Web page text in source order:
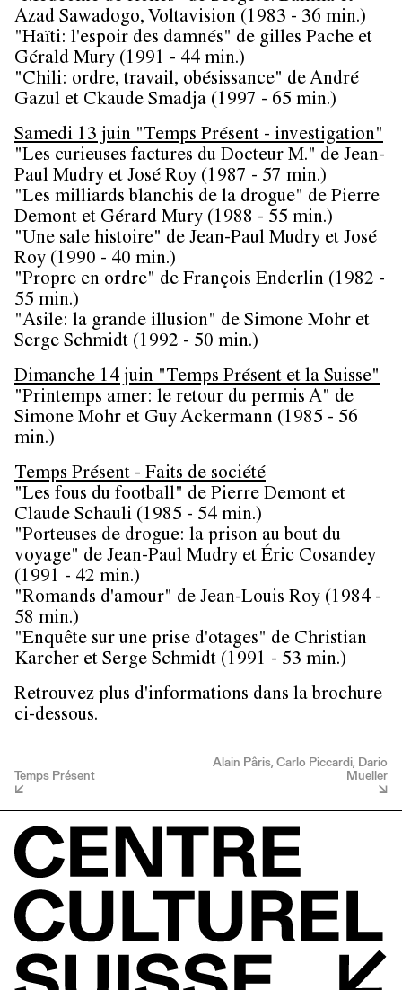
Azad Sawadogo, Voltavision (1983 - 36 min.)
"Haïti: l'espoir des damnés" de gilles Pache et
Gérald Mury (1991 - 44 min.)
"Chili: ordre, travail, obésissance" de André
Gazul et Ckaude Smadja (1997 - 65 min.)
Samedi 13 juin "Temps Présent - investigation"
"Les curieuses factures du Docteur M." de Jean-
Paul Mudry et José Roy (1987 - 57 min.)
"Les milliards blanchis de la drogue" de Pierre
Demont et Gérard Mury (1988 - 55 min.)
"Une sale histoire" de Jean-Paul Mudry et José
Roy (1990 - 40 min.)
"Propre en ordre" de François Enderlin (1982 -
55 min.)
"Asile: la grande illusion" de Simone Mohr et
Serge Schmidt (1992 - 50 min.)
Dimanche 14 juin "Temps Présent et la Suisse"
"Printemps amer: le retour du permis A" de
Simone Mohr et Guy Ackermann (1985 - 56
min.)
Temps Présent - Faits de société
"Les fous du football" de Pierre Demont et
Claude Schauli (1985 - 54 min.)
"Porteuses de drogue: la prison au bout du
voyage" de Jean-Paul Mudry et Éric Cosandey
(1991 - 42 min.)
"Romands d'amour" de Jean-Louis Roy (1984 -
58 min.)
"Enquête sur une prise d'otages" de Christian
Karcher et Serge Schmidt (1991 - 53 min.)
Retrouvez plus d'informations dans la brochure
ci-dessous.
Temps Présent
Alain Pâris, Carlo Piccardi, Dario
Mueller